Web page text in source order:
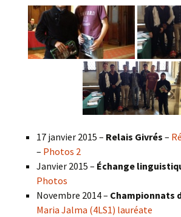
17 janvier 2015 – Relais Givrés –
– Photos 2
Janvier 2015 – Échange
Photos
Novembre 2014 – Championnats
Maria Jalma (4LS1) lauréate